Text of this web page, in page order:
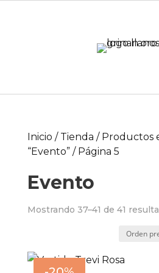
Inicio / Tienda / Productos
“Evento”/ Página 5
Evento
Mostrando 37–41 de 41